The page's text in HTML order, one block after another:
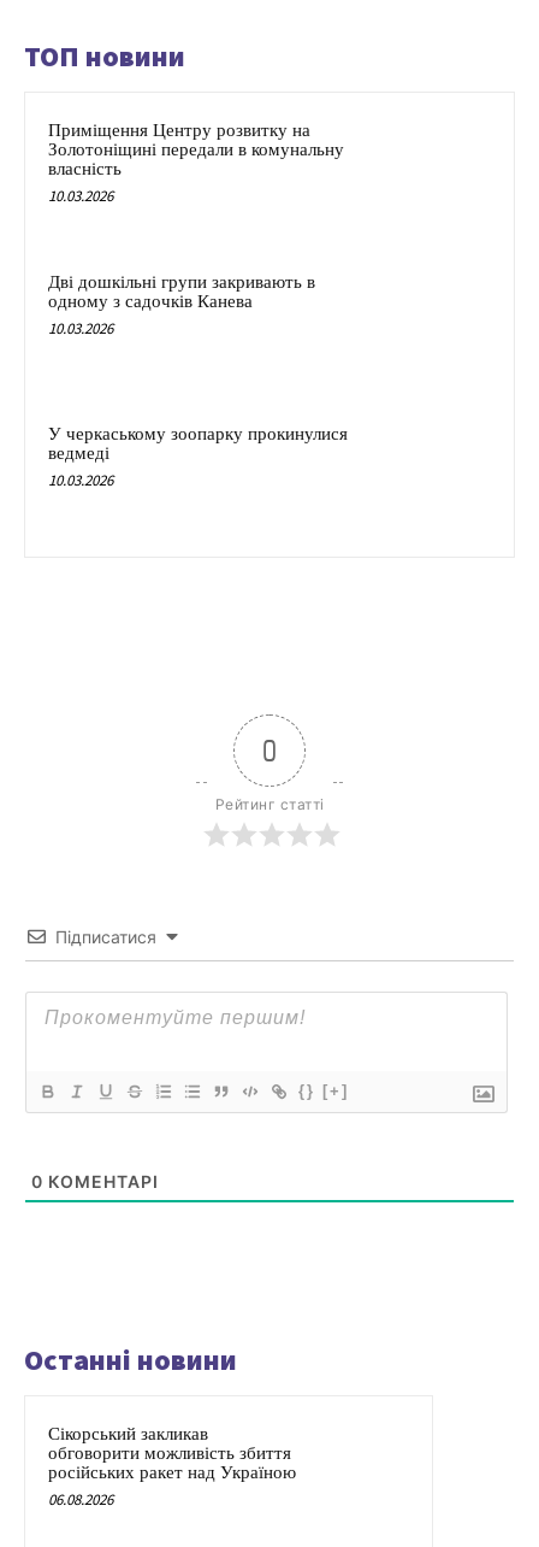
ТОП новини
Приміщення Центру розвитку на
Золотоніщині передали в комунальну
власність
10.03.2026
Дві дошкільні групи закривають в
одному з садочків Канева
10.03.2026
У черкаському зоопарку прокинулися
ведмеді
10.03.2026
0
Рейтинг статті
Підписатися
{} [+]
0 КОМЕНТАРІ
Останні новини
Сікорський закликав
обговорити можливість збиття
російських ракет над Україною
06.08.2026